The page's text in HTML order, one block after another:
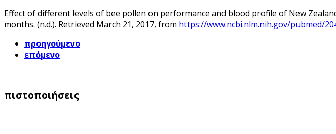
Effect of different levels of bee pollen on performance and blood profile of New
months. (n.d.). Retrieved March 21, 2017, from https://www.ncbi.nlm.nih.gov/pubmed/
προηγούμενο
επόμενο
πιστοποιήσεις